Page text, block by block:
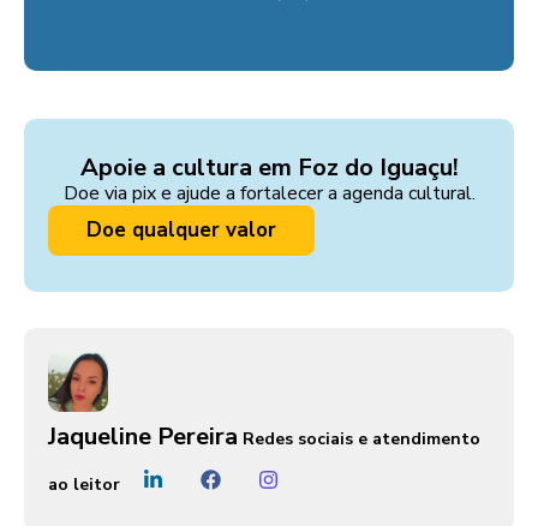
Apoie a cultura em Foz do Iguaçu!
Doe via pix e ajude a fortalecer a agenda cultural.
Doe qualquer valor
Jaqueline Pereira Redes sociais e atendimento
ao leitor